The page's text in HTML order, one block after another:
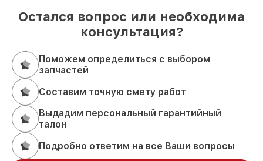
Остался вопрос или необходима
консультация?
Поможем определиться с выбором
запчастей
Составим точную смету работ
Выдадим персональный гарантийный
талон
Подробно ответим на все Ваши вопросы